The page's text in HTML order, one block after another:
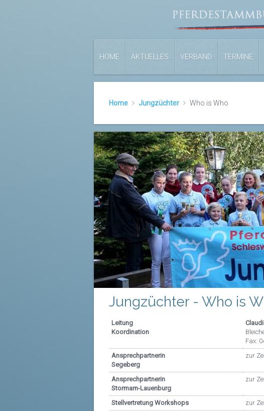
HOME AKTUELLES VERBAND TERMINE
Home Jungzüchter Who is Who
Jungzüchter - Who is
Leitung
Koordination
Fax:
Ansprechpartnerin
Segeberg
zur
Ansprechpartnerin
Stormarn-Lauenburg
zur
Stellvertretung Workshops
zur